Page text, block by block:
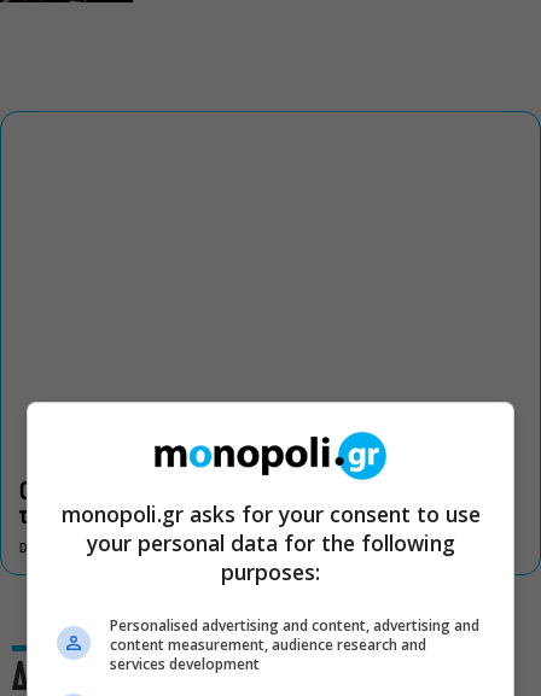
Οι «Τρωάδες» στην Επίδαυρο αλλάζουν την αντίληψη για
τον πολιτισμό
DON'T MISS
Δες και αυτό
monopoli.gr asks for your consent to use
your personal data for the following
purposes:
Personalised advertising and content, advertising and
content measurement, audience research and
services development